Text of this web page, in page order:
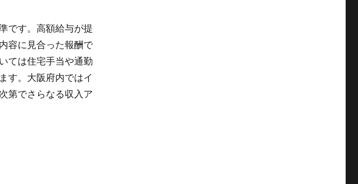
です。高額給与が提
容に見合った報酬で
ては住宅手当や通勤
す。大阪府内ではイ
第でさらなる収入ア